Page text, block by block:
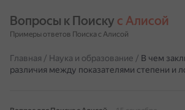
Вопросы к Поиску с Алисой
Примеры ответов Поиска с Алисой
Главная / Наука и образование / В чем
различия между показателями степени и